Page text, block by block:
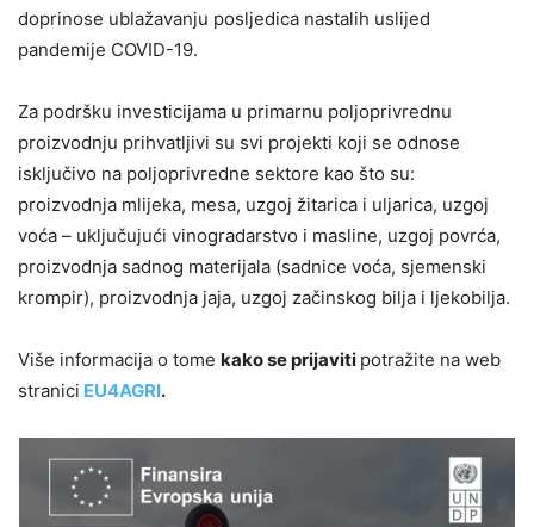
doprinose ublažavanju posljedica nastalih uslijed
pandemije COVID-19.
Za podršku investicijama u primarnu poljoprivrednu
proizvodnju prihvatljivi su svi projekti koji se odnose
isključivo na poljoprivredne sektore kao što su:
proizvodnja mlijeka, mesa, uzgoj žitarica i uljarica, uzgoj
voća – uključujući vinogradarstvo i masline, uzgoj povrća,
proizvodnja sadnog materijala (sadnice voća, sjemenski
krompir), proizvodnja jaja, uzgoj začinskog bilja i ljekobilja.
Više informacija o tome kako se prijaviti potražite na web
stranici EU4AGRI.